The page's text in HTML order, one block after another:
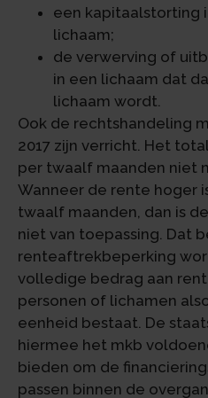
een kapitaalstorting
lichaam;
de verwerving of
in een lichaam dat
lichaam wordt.
Ook de rechtshandeling
2017 zijn verricht. Het
per twaalf maanden niet
Wanneer de rente hoger
twaalf maanden, dan is
niet van toepassing. Dat
renteaftrekbeperking
volledige bedrag aan
personen of lichamen
eenheid bestaat. De
hiermee het mkb
bieden om de
passen binnen de